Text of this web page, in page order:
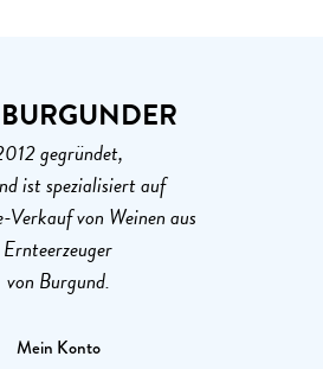
gegründet,
ist spezialisiert auf
von Weinen aus
Ernteerzeuger
von Burgund.
Mein Konto